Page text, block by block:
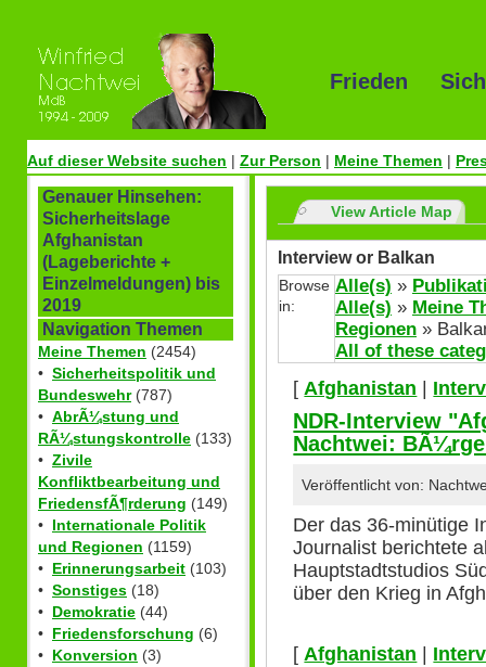
Frieden
Auf dieser Website suchen | Zur Person | Meine Themen |
Genauer Hinsehen:
Sicherheitslage
Afghanistan
(Lageberichte +
Einzelmeldungen) bis
2019
Navigation Themen
Meine Themen (2454)
• Sicherheitspolitik und
Bundeswehr(787)
• AbrÃ¼stung und
RÃ¼stungskontrolle (133)
• Zivile
Konfliktbearbeitung und
FriedensfÃ¶rderung (149)
• Internationale Politik
und Regionen (1159)
• Erinnerungsarbeit (103)
• Sonstiges (18)
• Demokratie (44)
• Friedensforschung (6)
• Konversion (3)
View Article Map
Interview or Balkan
Browse
in:
Alle(s) »
Alle(s) » Meine
Regionen »
All of these
[Afghanistan
NDR-Interview
Nachtwei:
Veröffentlicht von:
Der das 36-minütige
Journalist berichtete
Hauptstadtstudios
über den Krieg in
[Afghanistan